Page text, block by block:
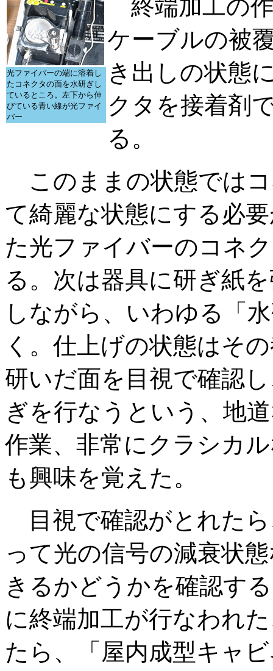
光ファイバーの端に溶着し
たコネクタの面を水研ぎし
ているところ。左下から伸
びている青い線が光ファイ
バー
終端加工の
ケーブルの被
き出しの状態
クタを接着剤
る。
このままの状態では
て綺麗な状態にする必
た光ファイバーのコネ
る。次は器具に研ぎ紙
しながら、いわゆる「
く。仕上げの状態はそ
研いだ面を目視で確認
ぎを行なうという、地
作業、非常にクラシカ
も興味を覚えた。
目視で確認がとれた
って光の信号の減衰状
きるかどうかを確認す
に終端加工が行なわれ
たら、「屋内成型キャ